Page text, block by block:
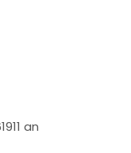
an